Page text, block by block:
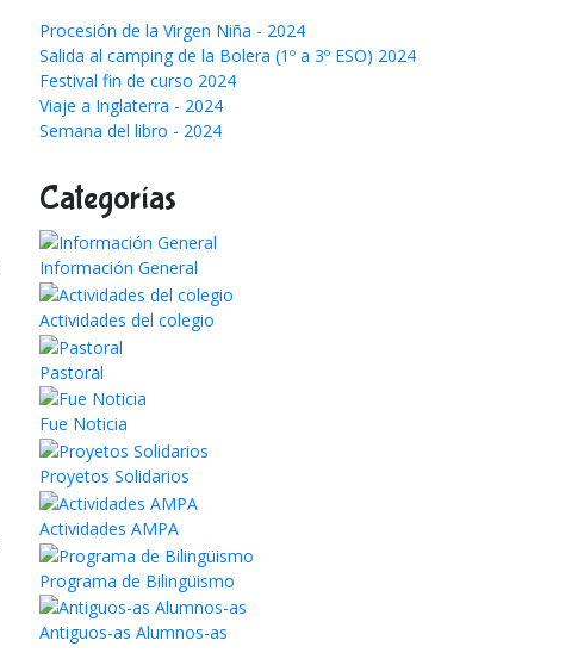
Procesión de la Virgen Niña - 2024
Salida al camping de la Bolera (1º a 3º ESO) 2024
Festival fin de curso 2024
Viaje a Inglaterra - 2024
Semana del libro - 2024
Categorías
Información General
Actividades del colegio
Pastoral
Fue Noticia
Proyetos Solidarios
Actividades AMPA
Programa de Bilingüismo
Antiguos-as Alumnos-as